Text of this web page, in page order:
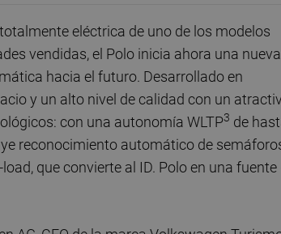
eléctrica de uno de los modelos
vendidas, el Polo inicia ahora una nueva
hacia el futuro. Desarrollado en
y un alto nivel de calidad con un
con una autonomía WLTP3 de
reconocimiento automático de
que convierte al ID. Polo en una fuente